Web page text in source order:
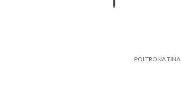
POLTRONA TINA